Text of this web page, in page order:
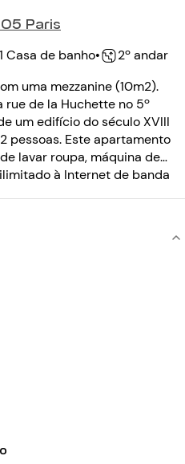
Paris
1 Casa de banho•
2º andar
uma mezzanine (10m2).
rue de la Huchette no 5º
um edifício do século XVIII
pessoas. Este apartamento
lavar roupa, máquina de
à Internet de banda